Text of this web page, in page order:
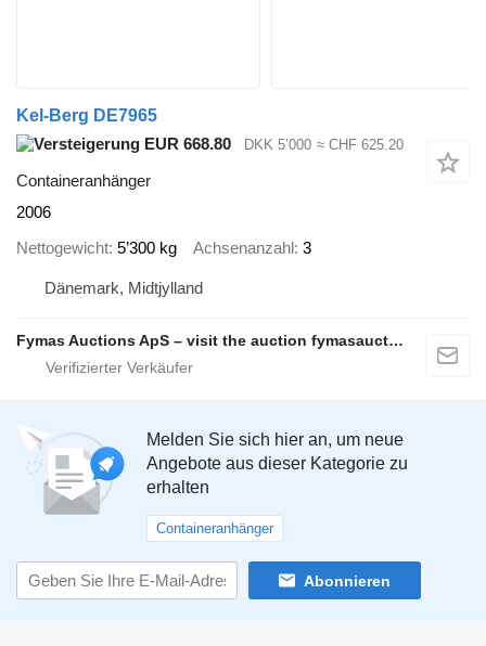
Kel-Berg DE7965
EUR 668.80
DKK 5’000 ≈ CHF 625.20
Containeranhänger
2006
Nettogewicht 5’300 kg Achsenanzahl 3
Dänemark, Midtjylland
Fymas Auctions ApS – visit the auction fymasauctions.dk
Melden Sie sich hier an, um neue
Angebote aus dieser Kategorie zu
erhalten
Containeranhänger
Abonnieren